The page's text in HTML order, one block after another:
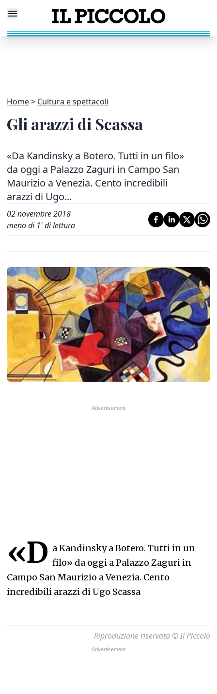
Home Cultura e spettacoli
Gli arazzi di Scassa
«Da Kandinsky a Botero. Tutti in un filo»
da oggi a Palazzo Zaguri in Campo San
Maurizio a Venezia. Cento incredibili
arazzi di Ugo...
02 novembre 2018
meno di 1' di lettura
«D a Kandinsky a Botero. Tutti in un
filo» da oggi a Palazzo Zaguri in
Campo San Maurizio a Venezia. Cento
incredibili arazzi di Ugo Scassa
Riproduzione riservata © Il Piccolo